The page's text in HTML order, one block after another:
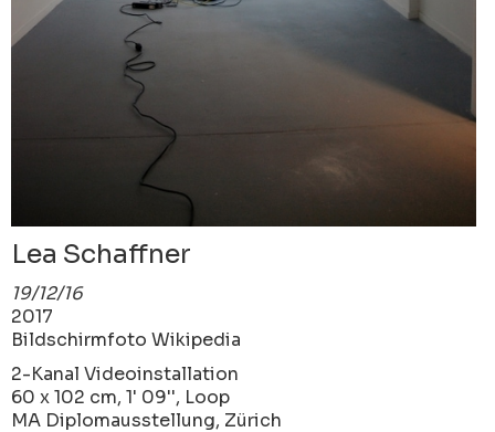
Lea Schaffner
19/12/16
2017
Bildschirmfoto Wikipedia
2-Kanal Videoinstallation
60 x 102 cm, 1' 09'', Loop
MA Diplomausstellung, Zürich